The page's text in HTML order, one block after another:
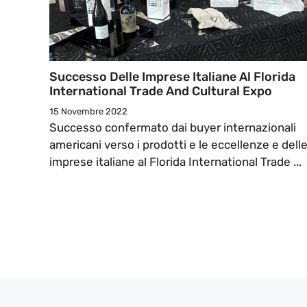
Successo Delle Imprese Italiane Al Florida
International Trade And Cultural Expo
15 Novembre 2022
Successo confermato dai buyer internazionali
americani verso i prodotti e le eccellenze e delle
imprese italiane al Florida International Trade ...